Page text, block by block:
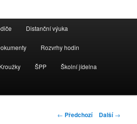
Distanční výuka
Rozvrhy hodin
Kroužky ŠPP Školní jídelna
Navigace
← Předchozí Další→